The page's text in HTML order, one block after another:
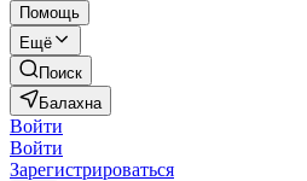
Помощь
Ещё
Поиск
Балахна
Войти
Войти
Зарегистрироваться